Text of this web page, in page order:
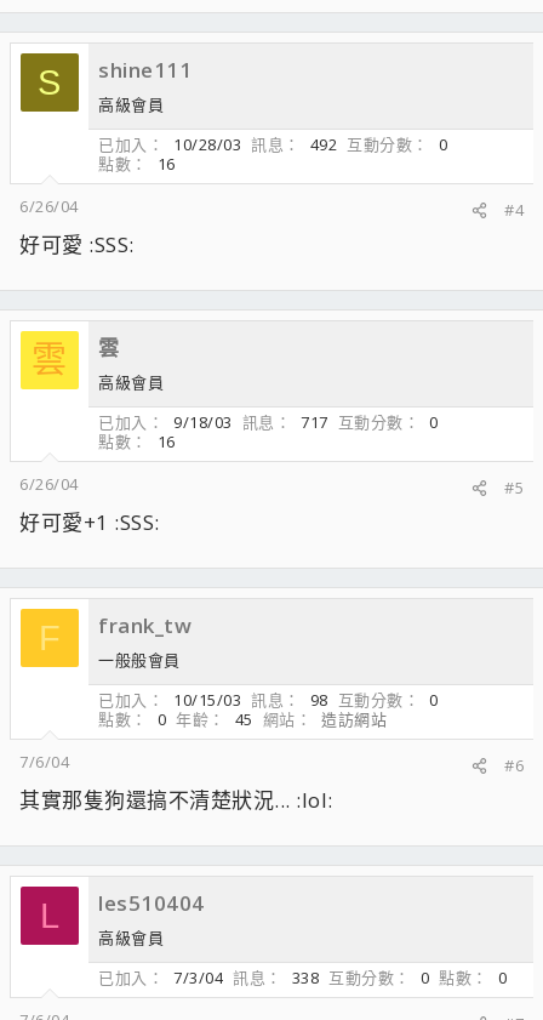
S shine111
高級會員
已加入
10/28/03 訊息 492 互動分數
0
點數
16
6/26/04
#4
好可愛 :SSS:
雲 雲
高級會員
已加入
9/18/03 訊息 717 互動分數
0
點數
16
6/26/04
#5
好可愛+1 :SSS:
F frank_tw
一般般會員
已加入
10/15/03 訊息 98 互動分數
0
點數
0 年齡 45 網站
造訪網站
7/6/04
#6
其實那隻狗還搞不清楚狀況... :lol:
L les510404
高級會員
已加入
7/3/04 訊息 338 互動分數 0 點數
0